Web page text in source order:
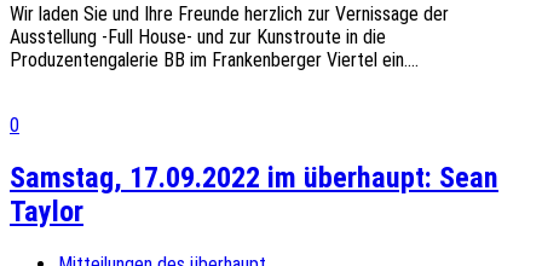
Wir laden Sie und Ihre Freunde herzlich zur Vernissage der
Ausstellung -Full House- und zur Kunstroute in die
Produzentengalerie BB im Frankenberger Viertel ein....
0
Samstag, 17.09.2022 im überhaupt: Sean
Taylor